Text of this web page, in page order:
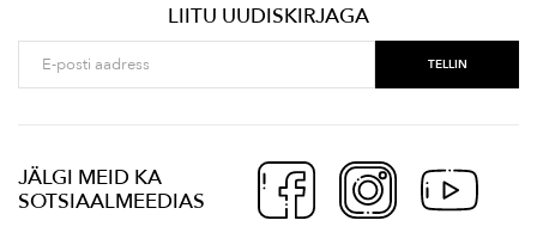
LIITU UUDISKIRJAGA
JÄLGI MEID KA
SOTSIAALMEEDIAS